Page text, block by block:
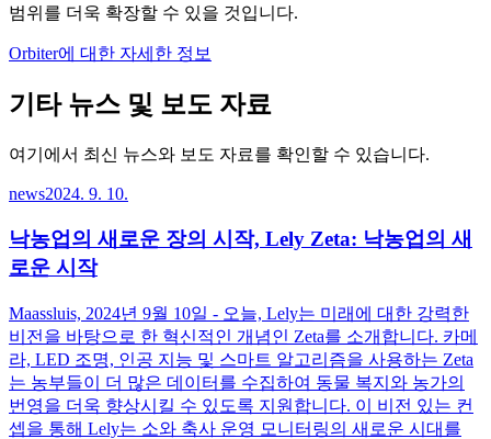
범위를 더욱 확장할 수 있을 것입니다.
Orbiter에 대한 자세한 정보
기타 뉴스 및 보도 자료
여기에서 최신 뉴스와 보도 자료를 확인할 수 있습니다.
news2024. 9. 10.
낙농업의 새로운 장의 시작, Lely Zeta: 낙농업의 새
로운 시작
Maassluis, 2024년 9월 10일 - 오늘, Lely는 미래에 대한 강력한
비전을 바탕으로 한 혁신적인 개념인 Zeta를 소개합니다. 카메
라, LED 조명, 인공 지능 및 스마트 알고리즘을 사용하는 Zeta
는 농부들이 더 많은 데이터를 수집하여 동물 복지와 농가의
번영을 더욱 향상시킬 수 있도록 지원합니다. 이 비전 있는 컨
셉을 통해 Lely는 소와 축사 운영 모니터링의 새로운 시대를